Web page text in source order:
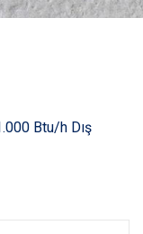
Btu/h Dış